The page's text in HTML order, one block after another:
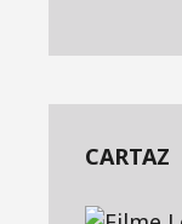
CARTAZ